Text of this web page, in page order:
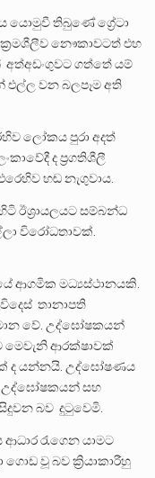
යොමුවී තිබුණේ ග්‍රේටා
නෞකාවටත් එහ
ගත්තේ යම්
වන බලපෑම අති
ලෝකය පුරා අදත්
ද ප්‍රගතිශීලී
හඬ නැගුවාය.
ඊශ්‍රායලයට සම්බන්ධ
විරෝධතාවක්.
ආගමික මධ්‍යස්ථානයකි.
තානාපති
වේ. උද්ඝෝෂකයන්
මෙවැනි ආරක්ෂාවක්
ද යන්නයි. උද්ඝෝෂණය
උද්ඝෝෂකයන් සහ
බව දුටුවෙමි.
රැගෙන යාමට
ගොඩ වූ බව ක්‍රියාකාරීහු